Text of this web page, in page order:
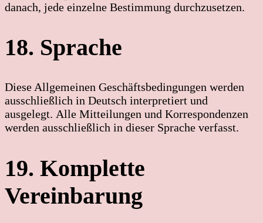
danach, jede einzelne Bestimmung durchzusetzen.
18. Sprache
Diese Allgemeinen Geschäftsbedingungen werden
ausschließlich in Deutsch interpretiert und
ausgelegt. Alle Mitteilungen und Korrespondenzen
werden ausschließlich in dieser Sprache verfasst.
19. Komplette
Vereinbarung